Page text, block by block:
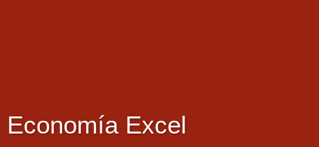
Economía Excel